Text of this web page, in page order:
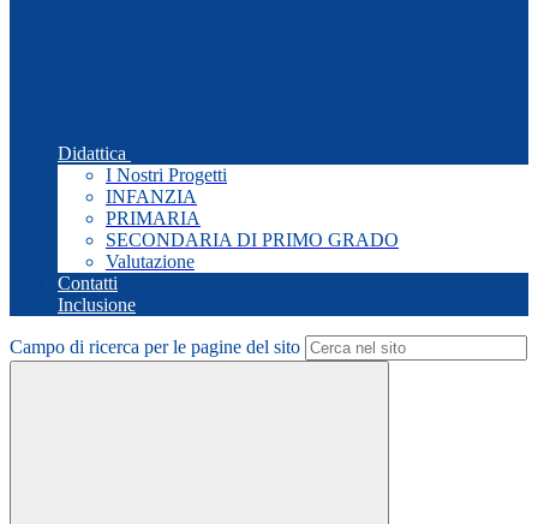
Didattica
I Nostri Progetti
INFANZIA
PRIMARIA
SECONDARIA DI PRIMO GRADO
Valutazione
Contatti
Inclusione
Campo di ricerca per le pagine del sito